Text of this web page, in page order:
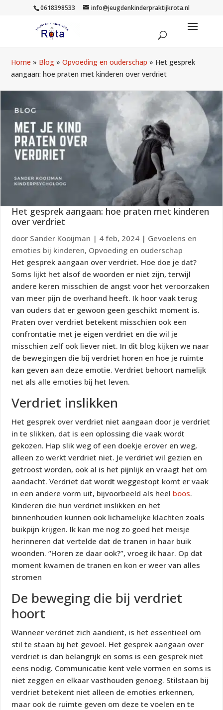
0618398533 info@jeugdenkinderpraktijkrota.nl
Home » Blog »Opvoeding en ouderschap » Het gesprek
aangaan: hoe praten met kinderen over verdriet
Het gesprek aangaan: hoe praten met kinderen
over verdriet
door Sander Kooijman | 4 feb, 2024 | Gevoelens en
emoties bij kinderen, Opvoeding en ouderschap
Het gesprek aangaan over verdriet. Hoe doe je dat?
Soms lijkt het alsof de woorden er niet zijn, terwijl
andere keren misschien de angst voor het veroorzaken
van meer pijn de overhand heeft. Ik hoor vaak terug
van ouders dat er gewoon geen geschikt moment is.
Praten over verdriet betekent misschien ook een
confrontatie met je eigen verdriet en die wil je
misschien zelf ook liever niet. In dit blog kijken we naar
de bewegingen die bij verdriet horen en hoe je ruimte
kan geven aan deze emotie. Verdriet behoort namelijk
net als alle emoties bij het leven.
Verdriet inslikken
Het gesprek over verdriet niet aangaan door je verdriet
in te slikken, dat is een oplossing die vaak wordt
gekozen. Hap slik weg of een doekje erover en weg,
alleen zo werkt verdriet niet. Je verdriet wil gezien en
getroost worden, ook al is het pijnlijk en vraagt het om
aandacht. Verdriet dat wordt weggestopt komt er vaak
in een andere vorm uit, bijvoorbeeld als heel boos.
Kinderen die hun verdriet inslikken en het
binnenhouden kunnen ook lichamelijke klachten zoals
buikpijn krijgen. Ik kan me nog zo goed het meisje
herinneren dat vertelde dat de tranen in haar buik
woonden. “Horen ze daar ook?”, vroeg ik haar. Op dat
moment kwamen de tranen en kon er weer van alles
stromen
De beweging die bij verdriet
hoort
Wanneer verdriet zich aandient, is het essentieel om
stil te staan bij het gevoel. Het gesprek aangaan over
verdriet is dan belangrijk en soms is een gesprek niet
eens nodig. Communicatie kent vele vormen en soms is
niet zeggen en elkaar vasthouden genoeg. Stilstaan bij
verdriet betekent niet alleen de emoties erkennen,
maar ook de ruimte geven om deze te voelen en te